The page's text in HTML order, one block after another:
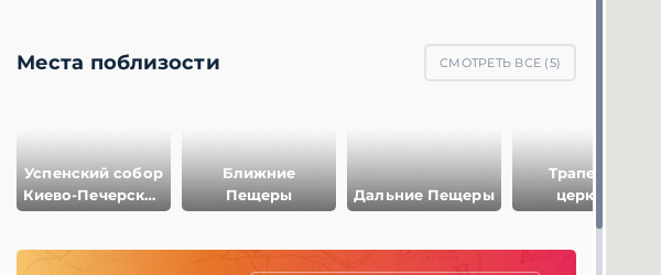
Места поблизости СМОТРЕТЬ ВСЕ (5)
Успенский собор
Киево-Печерской
лавры
Ближние
Пещеры
Дальние Пещеры
Трапезная
церковь